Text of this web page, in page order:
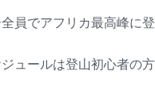
員でアフリカ最高峰に
ュールは登山初心者の